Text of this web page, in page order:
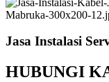
Jasa Instalasi
HUBUNGI